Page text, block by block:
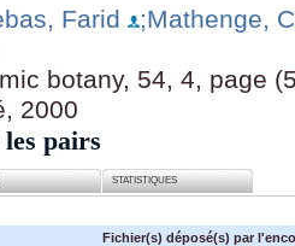
Farid
;Mathenge,
botany, 54, 4, page
2000
pairs
STATISTIQUES
Fichier(s) déposé(s) par